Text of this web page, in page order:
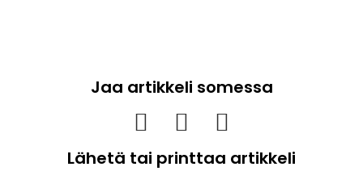
Jaa artikkeli somessa
Lähetä tai printtaa artikkeli